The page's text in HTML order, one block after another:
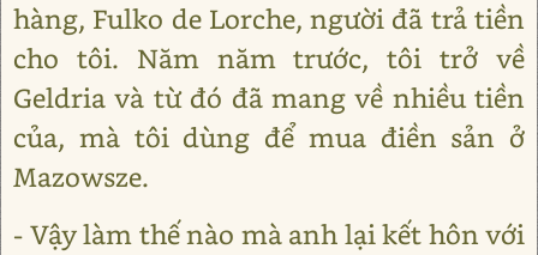
hàng, Fulko de Lorche, người đã trả tiền
cho tôi. Năm năm trước, tôi trở về
Geldria và từ đó đã mang về nhiều tiền
của, mà tôi dùng để mua điền sản ở
Mazowsze.
- Vậy làm thế nào mà anh lại kết hôn với